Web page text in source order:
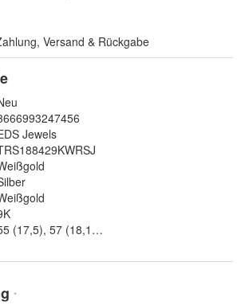
Versand & Rückgabe
Jewels
*